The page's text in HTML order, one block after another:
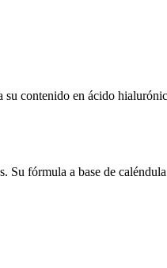
contenido en ácido
Su fórmula a base de